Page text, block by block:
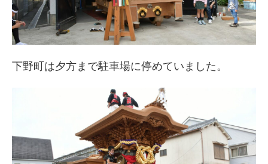
下野町は夕方まで駐車場に停めていました。